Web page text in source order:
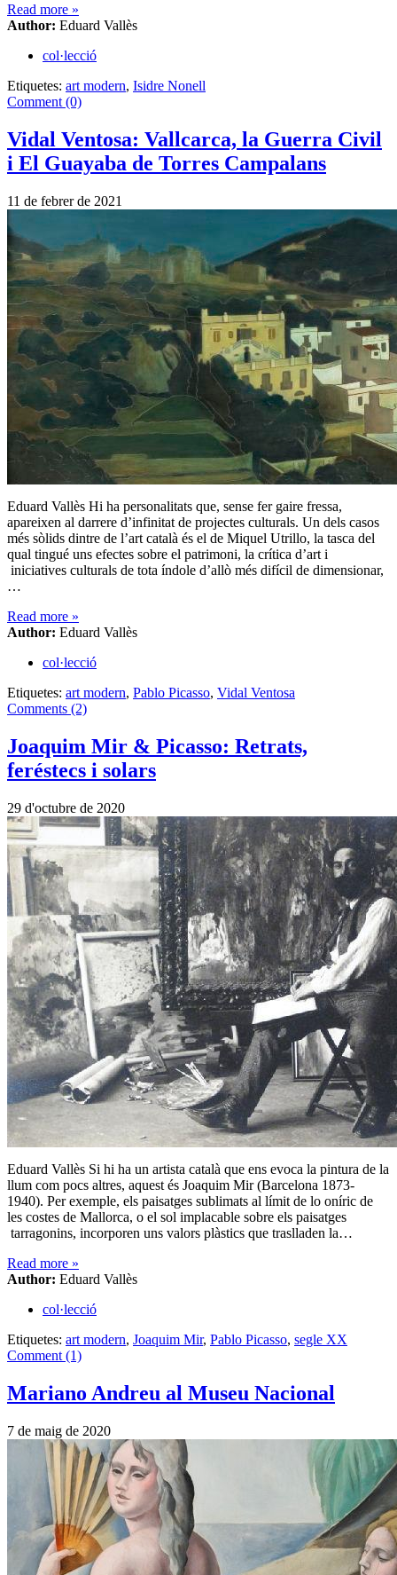
Read more »
Author: Eduard Vallès
col·lecció
Etiquetes: art modern, Isidre Nonell
Comment (0)
Vidal Ventosa: Vallcarca, la Guerra Civil
i El Guayaba de Torres Campalans
11 de febrer de 2021
Eduard Vallès Hi ha personalitats que, sense fer gaire fressa,
apareixen al darrere d’infinitat de projectes culturals. Un dels casos
més sòlids dintre de l’art català és el de Miquel Utrillo, la tasca del
qual tingué uns efectes sobre el patrimoni, la crítica d’art i
iniciatives culturals de tota índole d’allò més difícil de dimensionar,
…
Read more »
Author: Eduard Vallès
col·lecció
Etiquetes: art modern, Pablo Picasso, Vidal Ventosa
Comments (2)
Joaquim Mir & Picasso: Retrats,
feréstecs i solars
29 d'octubre de 2020
Eduard Vallès Si hi ha un artista català que ens evoca la pintura de la
llum com pocs altres, aquest és Joaquim Mir (Barcelona 1873-
1940). Per exemple, els paisatges sublimats al límit de lo oníric de
les costes de Mallorca, o el sol implacable sobre els paisatges
tarragonins, incorporen uns valors plàstics que traslladen la…
Read more »
Author: Eduard Vallès
col·lecció
Etiquetes: art modern, Joaquim Mir, Pablo Picasso, segle XX
Comment (1)
Mariano Andreu al Museu Nacional
7 de maig de 2020